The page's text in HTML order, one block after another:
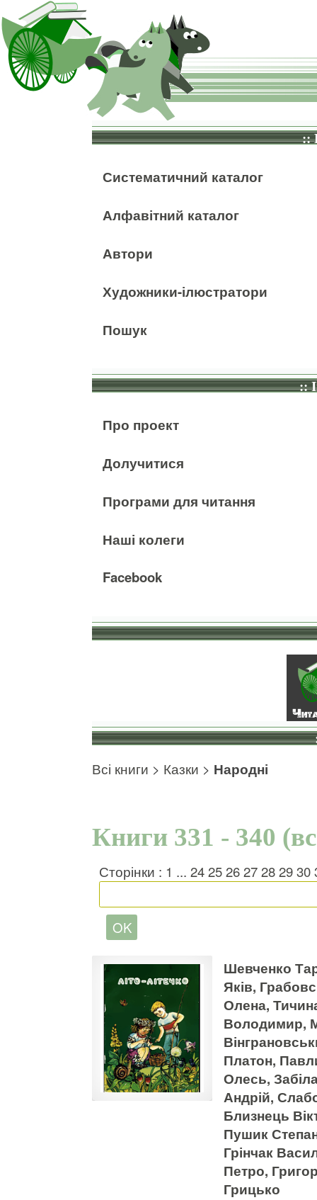
::
Систематичний каталог
Алфавітний каталог
Автори
Художники-ілюстратори
Пошук
::
Про проект
Долучитися
Програми для читання
Наші колеги
Facebook
Всі книги > Казки > Народні
Книги 331 - 340
Сторінки : 1 ... 24252627282930
Шевченко
Яків,
Олена,
Володимир,
Платон,
Олесь,
Андрій,
Близнець
Пушик
Грінчак
Петро,
Грицько